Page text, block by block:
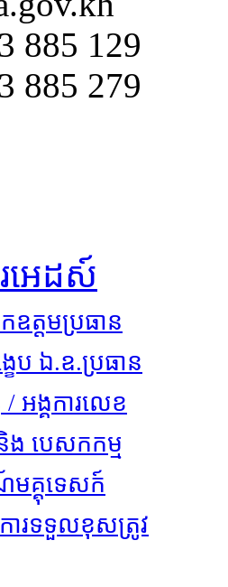
885 129
885 279
អេដស៍
ត្តមប្រធាន
ខេប ឯ.ឧ.ប្រធាន
/ អង្គការលេខ
បេសកកម្ម
គ្គុទេសក៍
ារទទួលខុសត្រូវ